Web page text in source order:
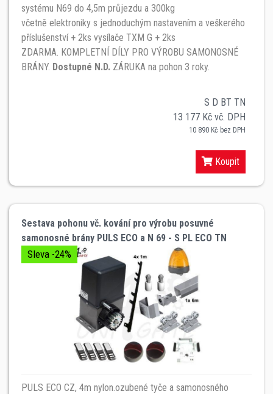
systému N69 do 4,5m průjezdu a 300kg
včetně elektroniky s jednoduchým nastavením a veškerého
příslušenství + 2ks vysílače TXM G + 2ks
ZDARMA. KOMPLETNÍ DÍLY PRO VÝROBU SAMONOSNÉ
BRÁNY. Dostupné N.D. ZÁRUKA na pohon 3 roky.
S D BT TN
13 177 Kč vč. DPH
10 890 Kč bez DPH
Koupit
Sestava pohonu vč. kování pro výrobu posuvné
samonosné brány PULS ECO a N 69 - S PL ECO TN
Sleva -24%
PULS ECO CZ, 4m nylon.ozubené tyče a samonosného